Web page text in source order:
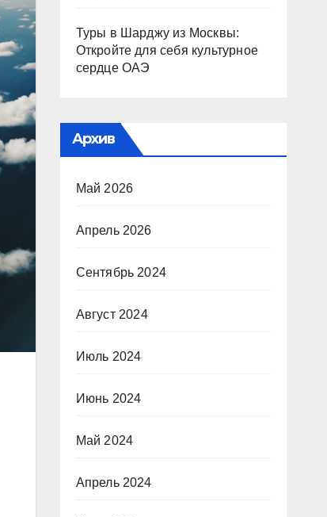
Туры в Шарджу из Москвы:
Откройте для себя культурное
сердце ОАЭ
Архив
Май 2026
Апрель 2026
Сентябрь 2024
Август 2024
Июль 2024
Июнь 2024
Май 2024
Апрель 2024